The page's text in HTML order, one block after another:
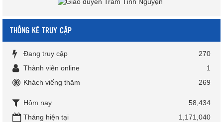
THỐNG KÊ TRUY CẬP
Đang truy cập
270
Thành viên online
1
Khách viếng thăm
269
Hôm nay
58,434
Tháng hiện tại
1,171,040